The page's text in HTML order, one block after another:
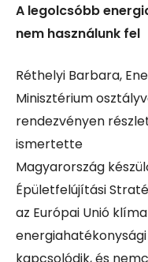
A legolcsóbb
nem használunk fel
Réthelyi Barbara,
Minisztérium
rendezvényen
ismertette
Magyarország
Épületfelújítási
az Európai Unió
kapcsolódik, és